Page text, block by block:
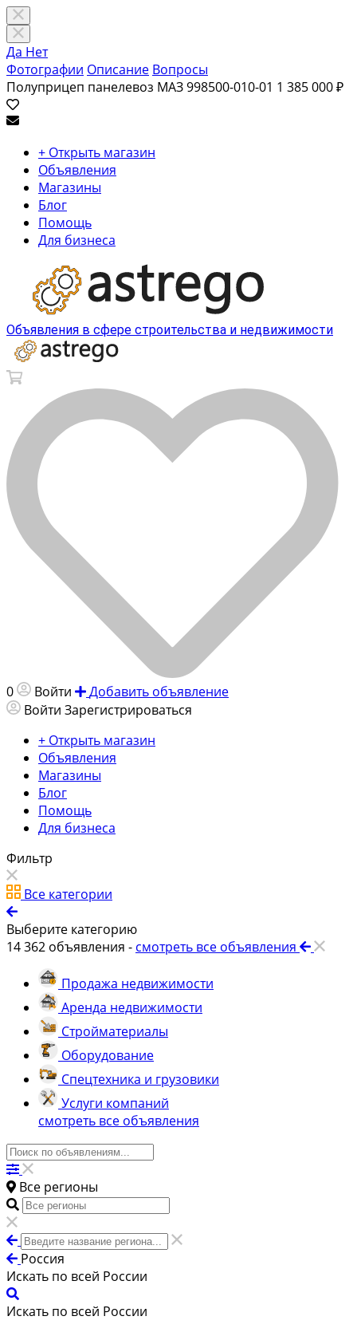
Да Нет
Фотографии Описание Вопросы
Полуприцеп панелевоз МАЗ 998500-010-01 1 385 000 ₽
+ Открыть магазин
Объявления
Магазины
Блог
Помощь
Для бизнеса
Объявления в сфере строительства и недвижимости
0 Войти
Добавить объявление
Войти Зарегистрироваться
+ Открыть магазин
Объявления
Магазины
Блог
Помощь
Для бизнеса
Фильтр
Все категории
Выберите категорию
14 362 объявления - смотреть все объявления
Продажа недвижимости
Аренда недвижимости
Стройматериалы
Оборудование
Спецтехника и грузовики
Услуги компаний
смотреть все объявления
Все регионы
Россия
Искать по всей России
Искать по всей России